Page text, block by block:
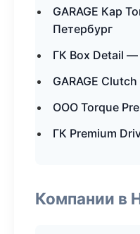
GARAGE Кар
Петербург
ГК Box Detail
GARAGE
ООО Torque
ГК Premium
Компании в